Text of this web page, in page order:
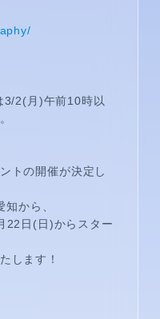
2(月)午前10時以
トの開催が決定し
から、
22日(日)からスター
します！